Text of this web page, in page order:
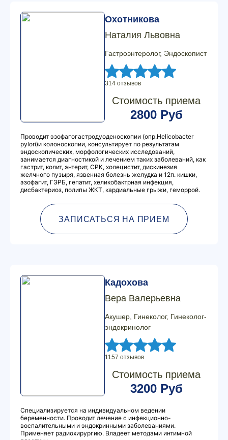
Охотникова
Наталия Львовна
Гастроэнтеролог, Эндоскопист
314 отзывов
Стоимость приема
2800 Руб
Проводит эзофагогастродуоденоскопии (опр.Hеlicobacter
pylori)и колоноскопии, консультирует по результатам
эндоскопических, морфологических исследований,
занимается диагностикой и лечением таких заболеваний, как
гастрит, колит, энтерит, СРК, холецистит, дискинезия
желчного пузыря, язвенная болезнь желудка и 12п. кишки,
эзофагит, ГЭРБ, гепатит, хеликобактрная инфекция,
дисбактериоз, полипы ЖКТ, кардиальные грыжи, геморрой.
ЗАПИСАТЬСЯ НА ПРИЕМ
Кадохова
Вера Валерьевна
Акушер, Гинеколог, Гинеколог-
эндокринолог
1157 отзывов
Стоимость приема
3200 Руб
Специализируется на индивидуальном ведении
беременности. Проводит лечение с инфекционно-
воспалительными и эндокринными заболеваниями.
Применяет радиохирургию. Владеет методами интимной